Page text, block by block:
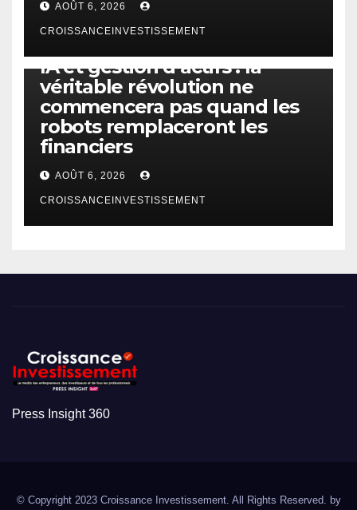
AOÛT 6, 2026
CROISSANCEINVESTISSEMENT
IA et gestion d’actifs : la
véritable révolution ne
commencera pas quand les
robots remplaceront les
financiers
AOÛT 6, 2026
CROISSANCEINVESTISSEMENT
Press Insight 360
© Copyright 2023 Croissance Investissement. All Rights Reserved. by